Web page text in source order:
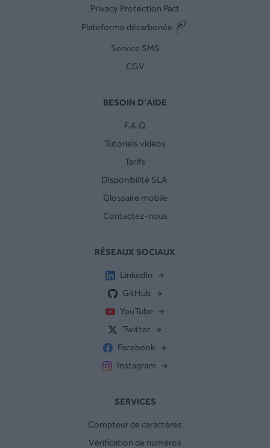
Privacy Protection Pact
Plateforme décarbonée
Service SMS
CGV
BESOIN D’AIDE
F.A.Q
Tutoriels vidéos
Tarifs
Disponibilité SLA
Glossaire mobile
Contactez-nous
RÉSEAUX SOCIAUX
LinkedIn
GitHub
YouTube
Twitter
Facebook
Instagram
SERVICES
Compteur de caractères
Vérification de numéros